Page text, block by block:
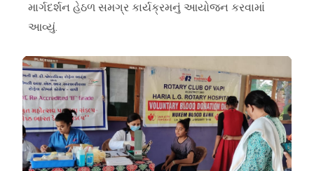
માર્ગદર્શન હેઠળ સમગ્ર કાર્યક્રમનું આયોજન કરવામાં
આવ્યું.